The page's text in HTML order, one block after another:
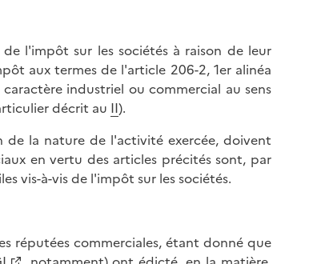
l'impôt sur les sociétés à raison de leur
aux termes de l'article 206-2, 1er alinéa
industriel ou commercial au sens
décrit au II).
de la nature de l'activité exercée, doivent
en vertu des articles précités sont, par
vis-à-vis de l'impôt sur les sociétés.
réputées commerciales, étant donné que